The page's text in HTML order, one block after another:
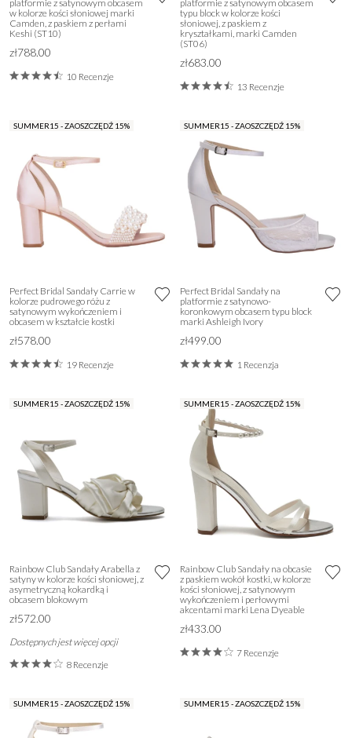
platformie z satynowym obcasem
w kolorze kości słoniowej marki
Camden, z paskiem z perłami
Keshi (ST10)
zł788.00
10 Recenzje
platformie z satynowym obcasem
typu block w kolorze kości
słoniowej, z paskiem z
kryształkami, marki Camden
(ST06)
zł683.00
13 Recenzje
SUMMER15 - ZAOSZCZĘDŹ 15%
Perfect Bridal Sandały Carrie w
kolorze pudrowego różu z
satynowym wykończeniem i
obcasem w kształcie kostki
zł578.00
19 Recenzje
SUMMER15 - ZAOSZCZĘDŹ 15%
Perfect Bridal Sandały na
platformie z satynowo-
koronkowym obcasem typu block
marki Ashleigh Ivory
zł499.00
1 Recenzja
SUMMER15 - ZAOSZCZĘDŹ 15%
Rainbow Club Sandały Arabella z
satyny w kolorze kości słoniowej, z
asymetryczną kokardką i
obcasem blokowym
zł572.00
Dostępnych jest więcej opcji
8 Recenzje
SUMMER15 - ZAOSZCZĘDŹ 15%
Rainbow Club Sandały na obcasie
z paskiem wokół kostki, w kolorze
kości słoniowej, z satynowym
wykończeniem i perłowymi
akcentami marki Lena Dyeable
zł433.00
7 Recenzje
SUMMER15 - ZAOSZCZĘDŹ 15% SUMMER15 - ZAOSZCZĘDŹ 15%